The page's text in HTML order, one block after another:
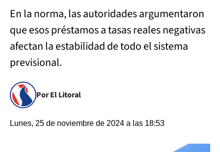
En la norma, las autoridades argumentaron
que esos préstamos a tasas reales negativas
afectan la estabilidad de todo el sistema
previsional.
Por El Litoral
Lunes, 25 de noviembre de 2024 a las 18:53